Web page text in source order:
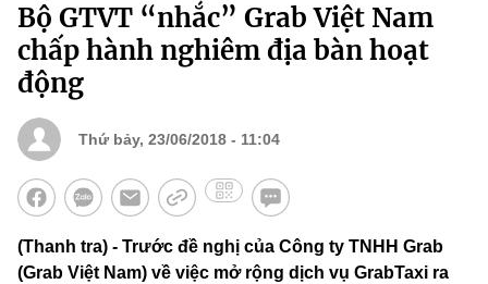
Bộ GTVT “nhắc” Grab Việt Nam
chấp hành nghiêm địa bàn hoạt
động
Thứ bảy, 23/06/2018 - 11:04
(Thanh tra) - Trước đề nghị của Công ty TNHH Grab
(Grab Việt Nam) về việc mở rộng dịch vụ GrabTaxi ra